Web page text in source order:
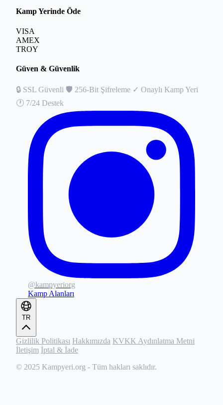
Kamp Yerinde Öde
VISA
AMEX
TROY
Güven & Güvenlik
🔒 SSL Güvenli 🛡️ 256-Bit Şifreleme ✓ Onaylı Kamp Yeri
🕐 7/24 Destek
@kampyeriorg
Kamp Alanları
TR
Gizlilik Politikası Hakkımızda KVKK Aydınlatma Metni
İletişim İptal & İade
© 2025 Kampyeri.org - Tüm hakları saklıdır.